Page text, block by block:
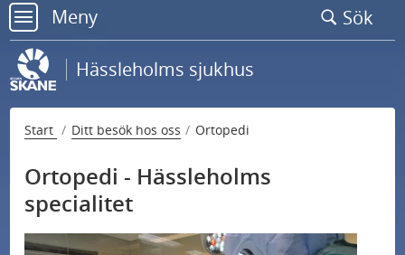
Gå
till
sidans
innehåll
Meny
Hitta hit och parkering
Sök
meny
Hässleholms sjukhus
Start Ditt besök hos oss Ortopedi
Ortopedi - Hässleholms
specialitet